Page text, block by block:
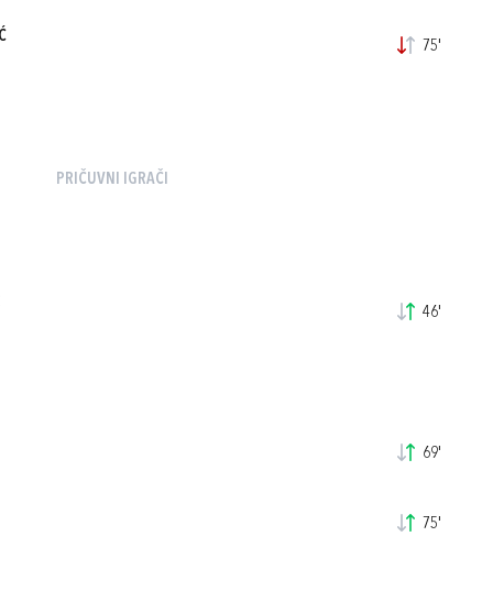
75'
PRIČUVNI IGRAČI
46'
69'
75'